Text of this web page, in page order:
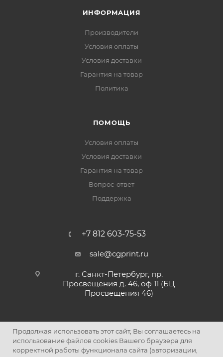
ИНФОРМАЦИЯ
Производители
Условия оплаты
Условия доставки
Гарантия на товар
Политика
ПОМОЩЬ
Условия оплаты
Условия доставки
Гарантия на товар
Вопрос-ответ
Поддержка
+7 812 603-75-53
sale@cgprint.ru
г. Санкт-Петербург, пр.
Просвещения д. 46, оф 11 (БЦ
Просвещения 46)
2026 © Интернет-магазин картриджей и расходных
Продолжая использовать этот сайт, Вы соглашаетесь на
использование файлов cookies Вашего браузера для
корректной работы функционала сайта (авторизации,